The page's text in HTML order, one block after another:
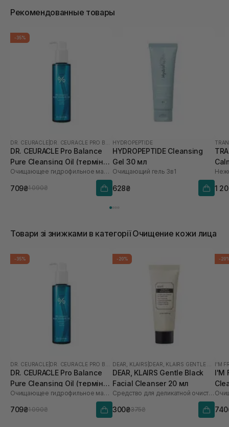
Рекомендованные товары
-35%
DR. CEURACLE
DR. CEURACLE Pro Balance
Pure Cleansing Oil (термін
до 01.27р.) 155 мл
Очищающее гидрофильное масло с пробиотиками
709₴1 090₴
HYDROPEPTIDE
HYDROPEPTIDE Cleansing
Gel 30 мл
Очищающий гель 3в1
628₴
мл
1
Товари зі знижками в категорії Очищение кожи лица
-35%
DR. CEURACLE
DR. CEURACLE Pro Balance
Pure Cleansing Oil (термін
до 01.27р.) 155 мл
Очищающее гидрофильное масло с пробиотиками
709₴1 090₴
-20%
DEAR, KLAIRS
DEAR, KLAIRS Gentle Black
Facial Cleanser 20 мл
Средство для деликатной очистки лица
300₴375₴
-
I'M
I'M